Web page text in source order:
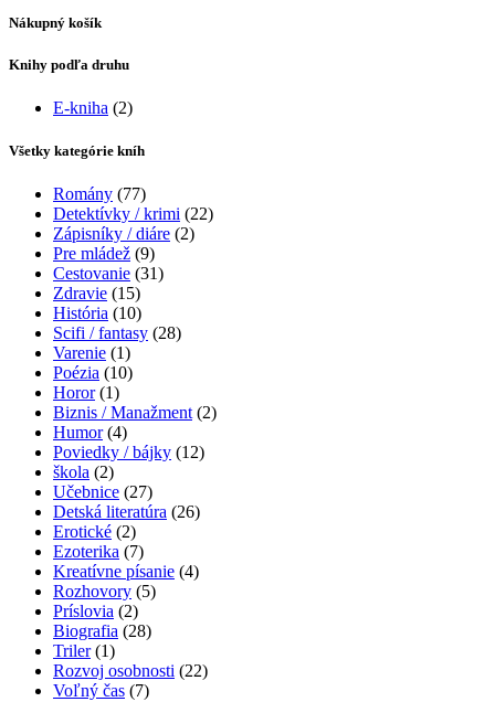
Nákupný košík
Knihy podľa druhu
E-kniha (2)
Všetky kategórie kníh
Romány (77)
Detektívky / krimi (22)
Zápisníky / diáre (2)
Pre mládež (9)
Cestovanie (31)
Zdravie (15)
História (10)
Scifi / fantasy (28)
Varenie (1)
Poézia (10)
Horor (1)
Biznis / Manažment (2)
Humor (4)
Poviedky / bájky (12)
škola (2)
Učebnice (27)
Detská literatúra (26)
Erotické (2)
Ezoterika (7)
Kreatívne písanie (4)
Rozhovory (5)
Príslovia (2)
Biografia (28)
Triler (1)
Rozvoj osobnosti (22)
Voľný čas (7)